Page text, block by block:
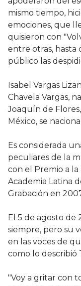
mismo tiempo,
emociones, que
quisieron con
entre otras, hasta
público las
Isabel Vargas
Chavela Vargas,
Joaquín de
México, se
Es considerada
peculiares de la
con el Premio a la
Academia Latina
Grabación en
El 5 de agosto de
siempre, pero su
en las voces de
como lo describió
"Voy a gritar con